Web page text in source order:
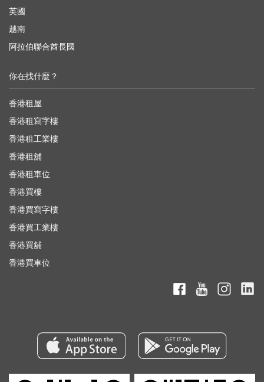
英國
越南
阿拉伯聯合酋長國
你在找什麼？
香港租屋
香港租寫字樓
香港租工業樓
香港租舖
香港租車位
香港買樓
香港買寫字樓
香港買工業樓
香港買舖
香港買車位